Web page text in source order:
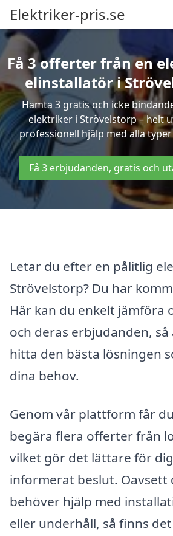
Elektriker-pris.se
Få 3 offerter från en
elinstallatör i
Hämta 3 gratis och icke
elektriker i Strövelstorp – helt
professionell hjälp med alla
Få 3 erbjudanden, gratis och
Letar du efter en pålitlig
Strövelstorp? Du har
Här kan du enkelt jämföra
och deras erbjudanden,
hitta den bästa lösningen
dina behov.
Genom vår plattform får
begära flera offerter från
vilket gör det lättare för
informerat beslut. Oavsett
behöver hjälp med
eller underhåll, så finns